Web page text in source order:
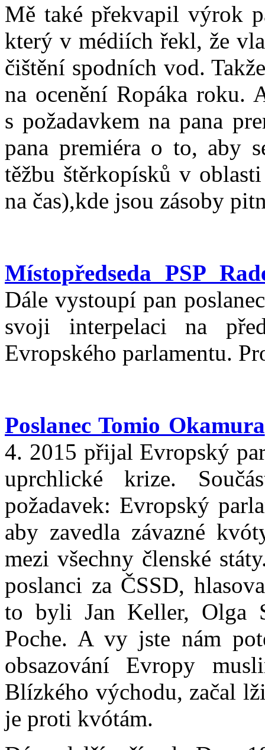
Mě také překvapil výrok
který v médiích řekl, že
čištění spodních vod.
na ocenění Ropáka roku.
s požadavkem na pana
pana premiéra o to, aby
těžbu štěrkopísků v
na čas),kde jsou zásoby
Místopředseda PSP
Dále vystoupí pan
svoji interpelaci na
Evropského parlamentu.
Poslanec Tomio Okamura
4. 2015 přijal Evropský
uprchlické krize.
požadavek: Evropský
aby zavedla závazné
mezi všechny členské
poslanci za ČSSD,
to byli Jan Keller, Olga
Poche. A vy jste nám
obsazování Evropy
Blízkého východu, začal
je proti kvótám.